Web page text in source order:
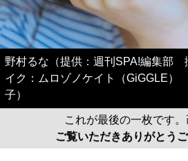
野村るな（提供：週刊SPA!編集部
イク：ムロゾノケイト（GiGGLE
子）
これが最後の一枚です。
ご覧いただきありがとうご